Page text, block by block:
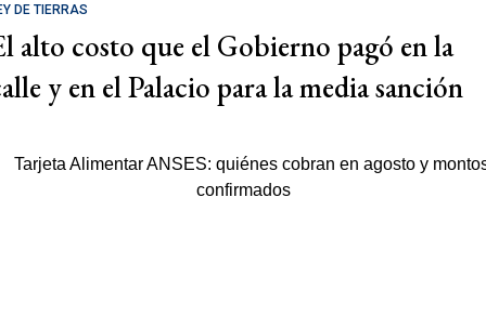
DE TIERRAS
alto costo que el Gobierno pagó en la
y en el Palacio para la media sanción